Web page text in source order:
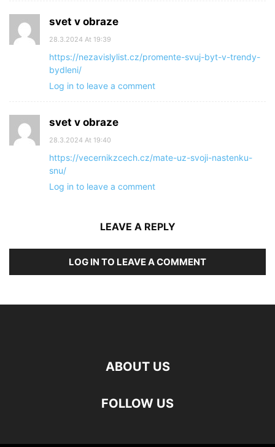
svet v obraze
28.3.2024 At 19:39
https://nezavislylist.cz/promente-svuj-byt-v-trendy-
bydleni/
Log in to leave a comment
svet v obraze
28.3.2024 At 19:40
https://vecernikzcech.cz/mate-uz-svoji-nastenku-
snu/
Log in to leave a comment
LEAVE A REPLY
LOG IN TO LEAVE A COMMENT
ABOUT US
FOLLOW US